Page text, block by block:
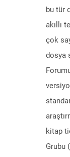
bu tür
akıllı
çok
dosya
kitap
Grubu